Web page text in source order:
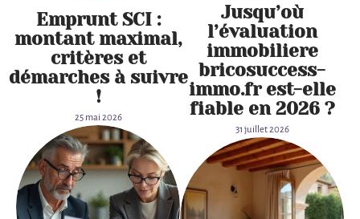
Emprunt SCI :
montant maximal,
critères et
démarches à suivre
!
25 mai 2026
Jusqu’où
l’évaluation
immobiliere
bricosuccess-
immo.fr est-elle
fiable en 2026 ?
31 juillet 2026